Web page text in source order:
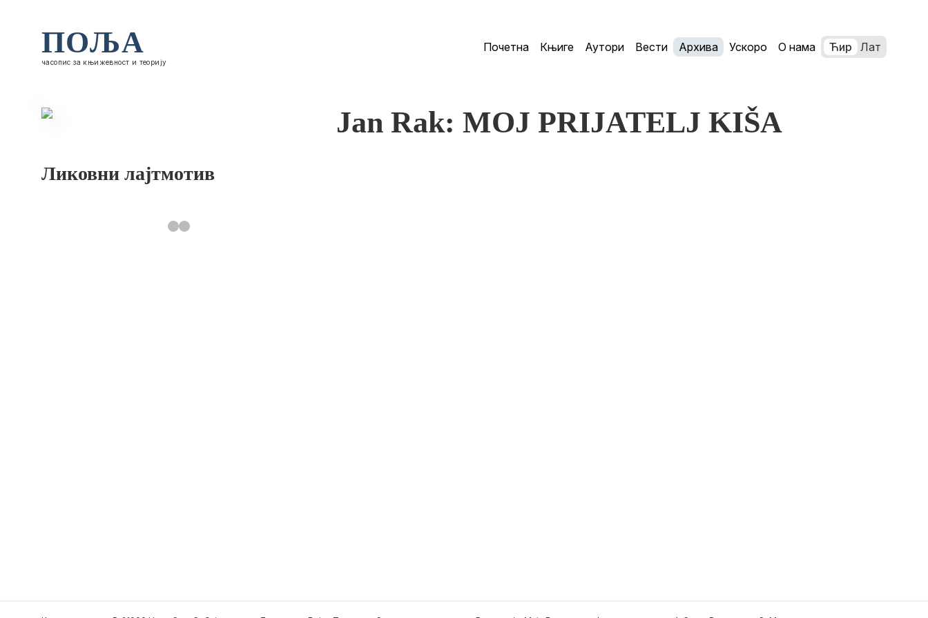
ПОЉА
часопис за књижевност и теорију
Почетна Књиге Аутори Вести Архива Ускоро О нама Ћир Лат
Ликовни лајтмотив
Jan Rak: MOJ PRIJATELJ KIŠA